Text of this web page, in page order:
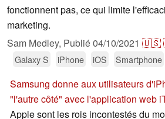
fonctionnent pas, ce qui limite
marketing.
Sam Medley, Publié04/10/2021 🇺🇸
Galaxy S
iPhone iOS Smartphone
Samsung donne aux utilisateurs
"l'autre côté" avec l'application web
Apple sont les rois incontestés du